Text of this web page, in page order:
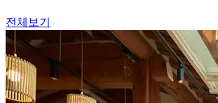
전체보기